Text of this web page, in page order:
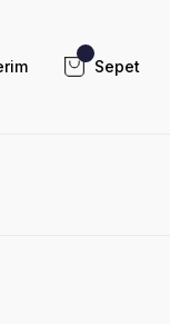
Sepet